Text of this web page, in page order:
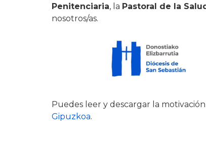
Penitenciaria, la Pastoral de la
nosotros/as.
Puedes leer y descargar la
Gipuzkoa.